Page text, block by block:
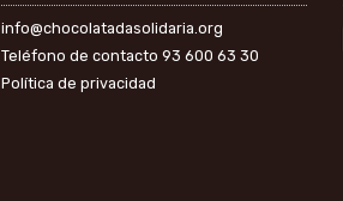
info@chocolatadasolidaria.org
Teléfono de contacto 93 600 63 30
Política de privacidad